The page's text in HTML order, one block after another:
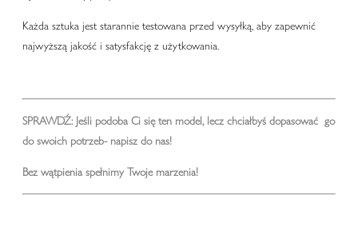
Każda sztuka jest starannie testowana przed wysyłką, aby zapewnić
najwyższą jakość i satysfakcję z użytkowania.
SPRAWDŹ: Jeśli podoba Ci się ten model, lecz chciałbyś dopasować go
do swoich potrzeb- napisz do nas!
Bez wątpienia spełnimy Twoje marzenia!